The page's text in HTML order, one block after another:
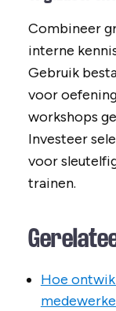
Combineer
interne
Gebruik
voor
workshops
Investeer
voor
trainen.
Hoe